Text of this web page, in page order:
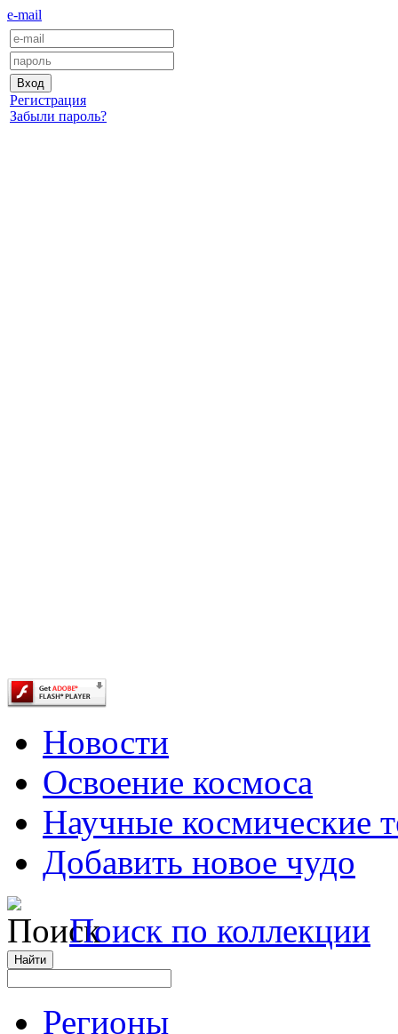
e-mail
Регистрация
Забыли пароль?
Новости
Освоение космоса
Научные космические
Добавить новое чудо
Поиск по коллекции
Регионы